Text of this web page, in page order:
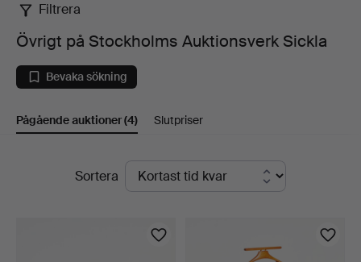
Övrigt
på
Stockholms
Auktionsverk
Filtrera
Övrigt på Stockholms Auktionsverk Sickla
Bevaka sökning
Pågående auktioner(4) Slutpriser
PågåendeSortera